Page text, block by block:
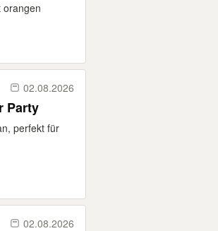
orangen
02.08.2026
Party
perfekt für
02.08.2026